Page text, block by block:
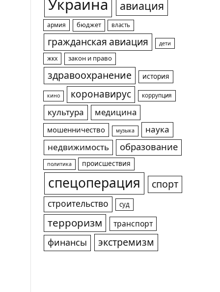
Украина авиация
армия бюджет власть
гражданская авиация дети
жкх закон и право
здравоохранение история
кино коронавирус коррупция
культура медицина
мошенничество музыка
наука
недвижимость
образование
политика происшествия
спецоперация спорт
строительство суд
терроризм транспорт
финансы экстремизм